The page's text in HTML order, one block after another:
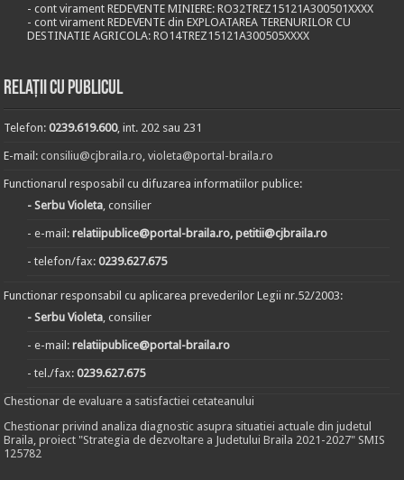
- cont virament REDEVENTE MINIERE: RO32TREZ15121A300501XXXX
- cont virament REDEVENTE din EXPLOATAREA TERENURILOR CU
DESTINATIE AGRICOLA: RO14TREZ15121A300505XXXX
Relații cu publicul
Telefon:0239.619.600, int. 202 sau 231
E-mail:consiliu@cjbraila.ro,violeta@portal-braila.ro
Functionarul resposabil cu difuzarea informatiilor publice:
- Serbu Violeta, consilier
- e-mail:relatiipublice@portal-braila.ro, petitii@cjbraila.ro
- telefon/fax:0239.627.675
Functionar responsabil cu aplicarea prevederilor Legii nr.52/2003:
- Serbu Violeta, consilier
- e-mail:relatiipublice@portal-braila.ro
- tel./fax:0239.627.675
Chestionar de evaluare a satisfactiei cetateanului
Chestionar privind analiza diagnostic asupra situatiei actuale din judetul
Braila, proiect "Strategia de dezvoltare a Judetului Braila 2021-2027" SMIS
125782